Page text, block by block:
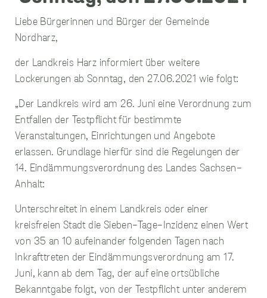
Liebe Bürgerinnen und Bürger der Gemeinde
Nordharz,
der Landkreis Harz informiert über weitere
Lockerungen ab Sonntag, den 27.06.2021 wie folgt:
„Der Landkreis wird am 26. Juni eine Verordnung zum
Entfallen der Testpflicht für bestimmte
Veranstaltungen, Einrichtungen und Angebote
erlassen. Grundlage hierfür sind die Regelungen der
14. Eindämmungsverordnung des Landes Sachsen-
Anhalt:
Unterschreitet in einem Landkreis oder einer
kreisfreien Stadt die Sieben-Tage-Inzidenz einen Wert
von 35 an 10 aufeinander folgenden Tagen nach
Inkrafttreten der Eindämmungsverordnung am 17.
Juni, kann ab dem Tag, der auf eine ortsübliche
Bekanntgabe folgt, von der Testpflicht unter anderem
Cookies
Diese Cookies
unverzichtbar,
damit wir Ihnen
grundlegende
und sichere
Funktionen
unserer Website
zur Verfügung
Informationen
über Sie für
wie Marketing
oder Analysen zu